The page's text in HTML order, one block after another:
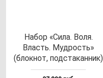
Набор «Сила. Воля.
Власть. Муд­рость»
(блок­нот, под­ста­кан­ник)